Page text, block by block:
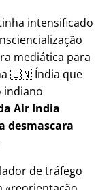
intensificado
mediática para
🇮🇳 Índia que
indiano
Air India
desmascara
de tráfego